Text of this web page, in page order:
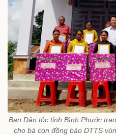
Ban Dân tộc tỉnh Bình Phước
cho bà con đồng bào DTTS